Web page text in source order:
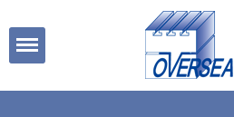
Open